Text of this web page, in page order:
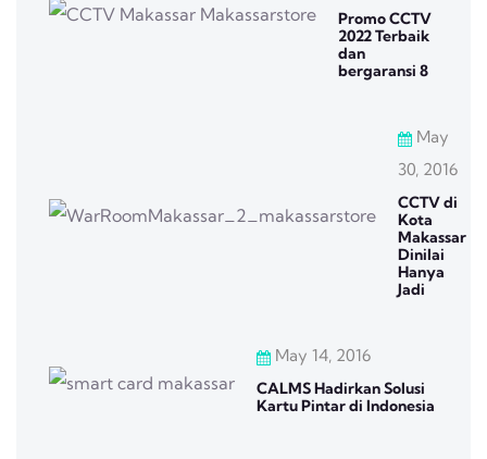
Promo CCTV
2022 Terbaik
dan
bergaransi 8
May
30, 2016
CCTV di
Kota
Makassar
Dinilai
Hanya
Jadi
May 14, 2016
CALMS Hadirkan Solusi
Kartu Pintar di Indonesia